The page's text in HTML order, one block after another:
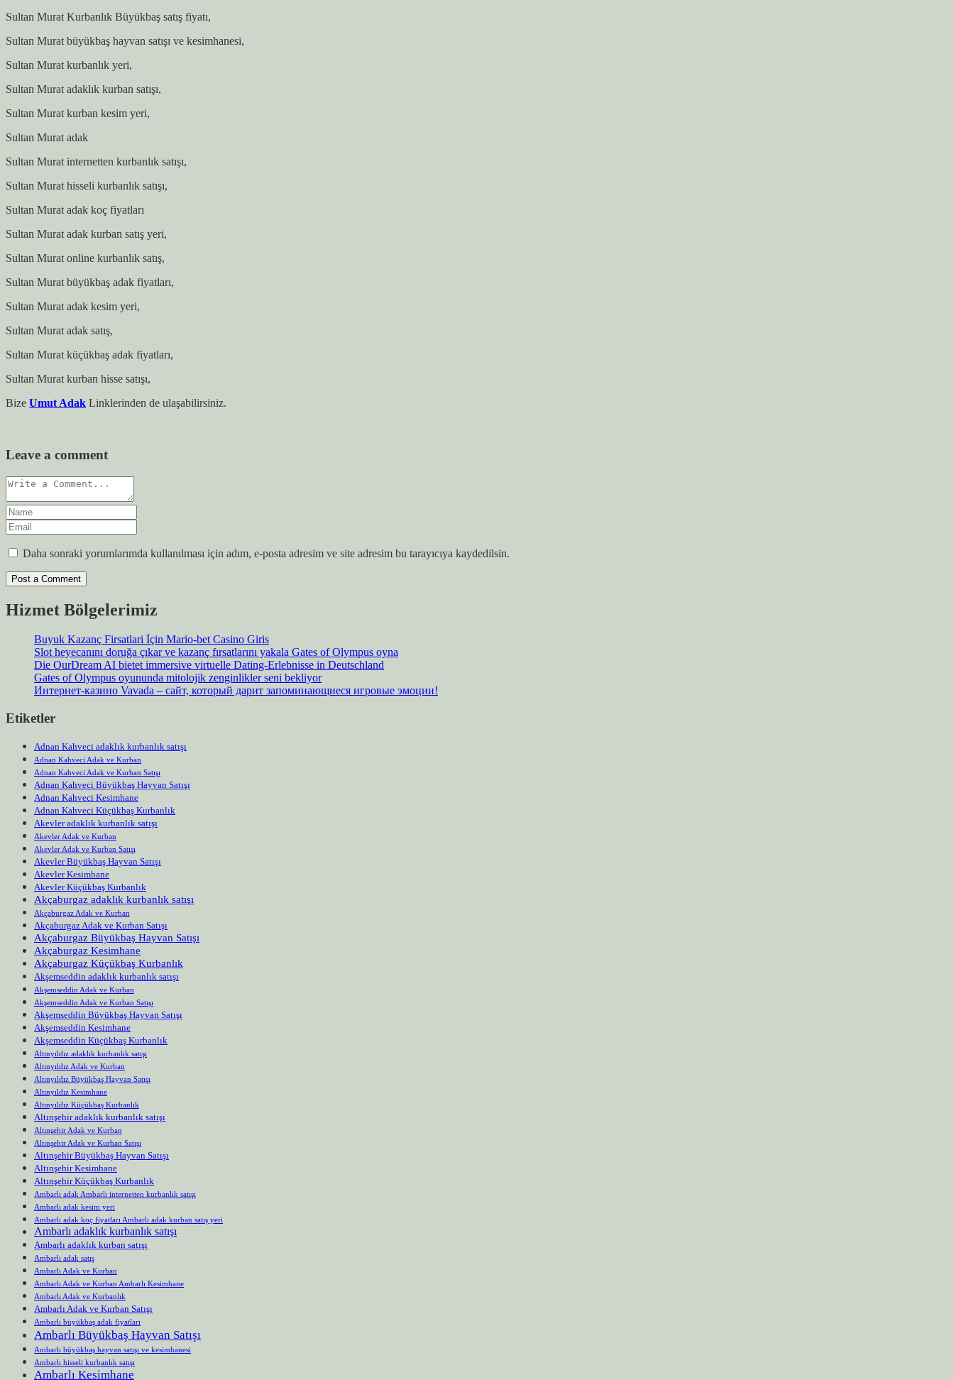
Sultan Murat Kurbanlık Büyükbaş satış fiyatı,
Sultan Murat büyükbaş hayvan satışı ve kesimhanesi,
Sultan Murat kurbanlık yeri,
Sultan Murat adaklık kurban satışı,
Sultan Murat kurban kesim yeri,
Sultan Murat adak
Sultan Murat internetten kurbanlık satışı,
Sultan Murat hisseli kurbanlık satışı,
Sultan Murat adak koç fiyatları
Sultan Murat adak kurban satış yeri,
Sultan Murat online kurbanlık satış,
Sultan Murat büyükbaş adak fiyatları,
Sultan Murat adak kesim yeri,
Sultan Murat adak satış,
Sultan Murat küçükbaş adak fiyatları,
Sultan Murat kurban hisse satışı,
Bize Umut Adak Linklerinden de ulaşabilirsiniz.
Leave a comment
Daha sonraki yorumlarımda kullanılması için adım, e-posta adresim ve site adresim bu tarayıcıya kaydedilsin.
Hizmet Bölgelerimiz
Buyuk Kazanç Firsatlari İçin Mario-bet Casino Giris
Slot heyecanını doruğa çıkar ve kazanç fırsatlarını yakala Gates of Olympus oyna
Die OurDream AI bietet immersive virtuelle Dating-Erlebnisse in Deutschland
Gates of Olympus oyununda mitolojik zenginlikler seni bekliyor
Интернет-казино Vavada – сайт, который дарит запоминающиеся игровые эмоции!
Etiketler
Adnan Kahveci adaklık kurbanlık satışı
Adnan Kahveci Adak ve Kurban
Adnan Kahveci Adak ve Kurban Satışı
Adnan Kahveci Büyükbaş Hayvan Satışı
Adnan Kahveci Kesimhane
Adnan Kahveci Küçükbaş Kurbanlık
Akevler adaklık kurbanlık satışı
Akevler Adak ve Kurban
Akevler Adak ve Kurban Satışı
Akevler Büyükbaş Hayvan Satışı
Akevler Kesimhane
Akevler Küçükbaş Kurbanlık
Akçaburgaz adaklık kurbanlık satışı
Akçaburgaz Adak ve Kurban
Akçaburgaz Adak ve Kurban Satışı
Akçaburgaz Büyükbaş Hayvan Satışı
Akçaburgaz Kesimhane
Akçaburgaz Küçükbaş Kurbanlık
Akşemseddin adaklık kurbanlık satışı
Akşemseddin Adak ve Kurban
Akşemseddin Adak ve Kurban Satışı
Akşemseddin Büyükbaş Hayvan Satışı
Akşemseddin Kesimhane
Akşemseddin Küçükbaş Kurbanlık
Altınyıldız adaklık kurbanlık satışı
Altınyıldız Adak ve Kurban
Altınyıldız Büyükbaş Hayvan Satışı
Altınyıldız Kesimhane
Altınyıldız Küçükbaş Kurbanlık
Altınşehir adaklık kurbanlık satışı
Altınşehir Adak ve Kurban
Altınşehir Adak ve Kurban Satışı
Altınşehir Büyükbaş Hayvan Satışı
Altınşehir Kesimhane
Altınşehir Küçükbaş Kurbanlık
Ambarlı adak Ambarlı internetten kurbanlık satışı
Ambarlı adak kesim yeri
Ambarlı adak koç fiyatları Ambarlı adak kurban satış yeri
Ambarlı adaklık kurbanlık satışı
Ambarlı adaklık kurban satışı
Ambarlı adak satış
Ambarlı Adak ve Kurban
Ambarlı Adak ve Kurban Ambarlı Kesimhane
Ambarlı Adak ve Kurbanlık
Ambarlı Adak ve Kurban Satışı
Ambarlı büyükbaş adak fiyatları
Ambarlı Büyükbaş Hayvan Satışı
Ambarlı büyükbaş hayvan satışı ve kesimhanesi
Ambarlı hisseli kurbanlık satışı
Ambarlı Kesimhane